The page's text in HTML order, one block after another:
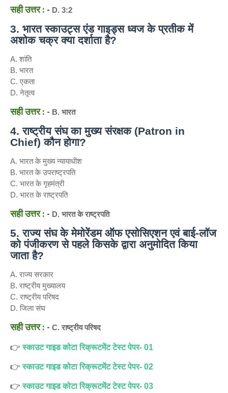
सही उत्तर : - D. 3:2
3. भारत स्काउट्स एंड गाइड्स ध्वज के प्रतीक में
अशोक चक्र क्या दर्शाता है?
A. शांति
B. भारत
C. एकता
D. नेतृत्व
सही उत्तर : - B. भारत
4. राष्ट्रीय संघ का मुख्य संरक्षक (Patron in
Chief) कौन होगा?
A. भारत के मुख्य न्यायाधीश
B. भारत के उपराष्ट्रपति
C. भारत के गृहमंत्री
D. भारत के राष्ट्रपति
सही उत्तर : - D. भारत के राष्ट्रपति
5. राज्य संघ के मेमोरेंडम ऑफ एसोसिएशन एवं बाई-लॉज
को पंजीकरण से पहले किसके द्वारा अनुमोदित किया
जाता है?
A. राज्य सरकार
B. राष्ट्रीय मुख्यालय
C. राष्ट्रीय परिषद
D. जिला संघ
सही उत्तर : - C. राष्ट्रीय परिषद
👉स्काउट गाइड कोटा रिक्रूटमेंट टेस्ट पेपर- 01
👉स्काउट गाइड कोटा रिक्रूटमेंट टेस्ट पेपर- 02
👉स्काउट गाइड कोटा रिक्रूटमेंट टेस्ट पेपर- 03